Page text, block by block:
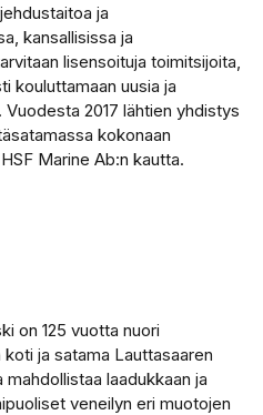
ja
kansallisissa ja
lisensoituja toimitsijoita,
kouluttamaan uusia ja
2017 lähtien yhdistys
kokonaan
Marine Ab:n kautta.
on 125 vuotta nuori
ja satama Lauttasaaren
laadukkaan ja
veneilyn eri muotojen